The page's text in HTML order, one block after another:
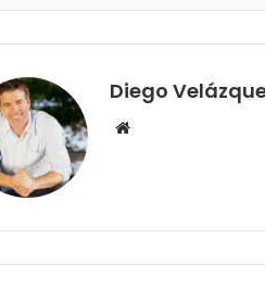
Diego
Website